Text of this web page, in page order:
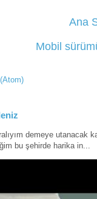
Ana
Mobil
demeye utanacak
bu şehirde harika in...